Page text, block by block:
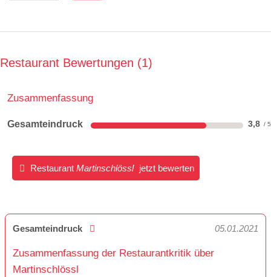
Restaurant Bewertungen 1
Zusammenfassung
Gesamteindruck 3,8
Restaurant Martinschlössl jetzt bewerten
Gesamteindruck 05.01.2021
Zusammenfassung der Restaurantkritik über
Martinschlössl